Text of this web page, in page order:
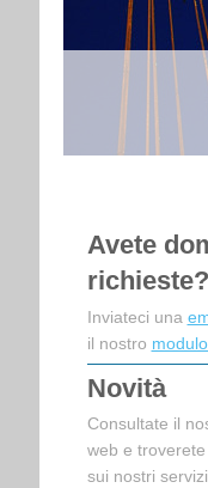
Avete
richieste?
Inviateci una
il nostro
Novità
Consultate il
web e
sui nostri